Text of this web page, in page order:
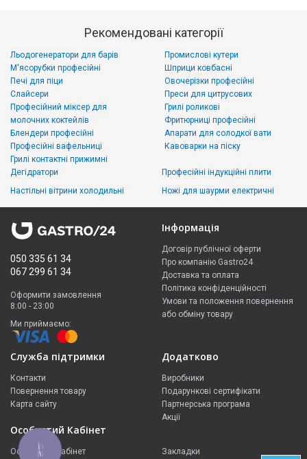
Рекомендовані категорії
Льодогенератори для барів
М'ясорубки професійні
Печі для піци
Слайсери
Промислові кутери
Шприци ковбасні
Овочерізки професійні
Преси для цитрусових
Професійний міксер для
молочних коктейлів
Блендери професійні
Професійні вафельниці
Грилі контактні прижимні
Грилі роликові
Фритюрниці професійні
Апарати для солодкої вати
Кавоварки на піску
Дегідратори
Настільні вітрини холодильні
Професійні індукційні плити
Ножі для шаурми електричні
050 335 61 34
067 299 61 34
Оформити замовлення
8:00 - 23:00
Ми приймаємо:
Інформація
Договір публічної оферти
Про компанію Gastro24
Доставка та оплата
Політика конфіденційності
Умови та положення повернення
або обміну товару
Служба підтримки
Контакти
Повернення товару
Карта сайту
Додатково
Виробники
Подарункові сертифікати
Партнерська програма
Акції
Особистий Кабінет
Особистий Кабінет Закладки
КНОПКА
ЗВ'ЯЗКУ